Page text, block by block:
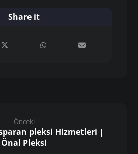
Önceki
pleksi Hizmetleri |
Önal Pleksi